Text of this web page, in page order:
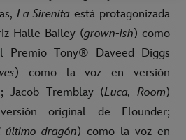
La Sirenita está protagonizada
Halle Bailey (grown-ish) como
Premio Tony® Daveed Diggs
) como la voz en versión
Jacob Tremblay (Luca, Room)
original de Flounder;
último dragón) como la voz en